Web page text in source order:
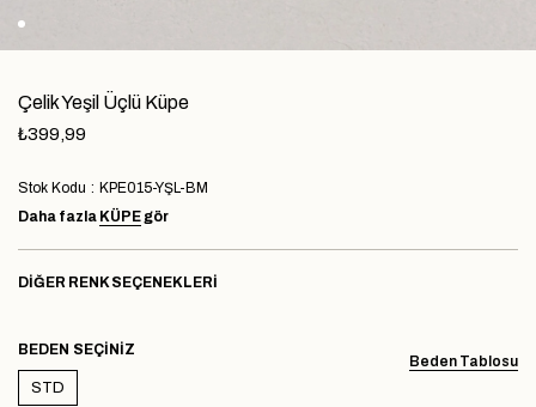
Çelik Yeşil Üçlü Küpe
₺399,99
Stok Kodu
KPE015-YŞL-BM
Daha fazla KÜPE gör
DIĞER RENK SEÇENEKLERI
Beden Tablosu
BEDEN
STD